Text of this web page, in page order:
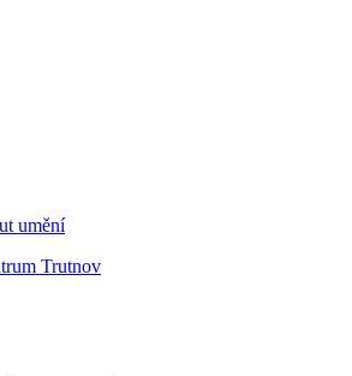
umění
Trutnov